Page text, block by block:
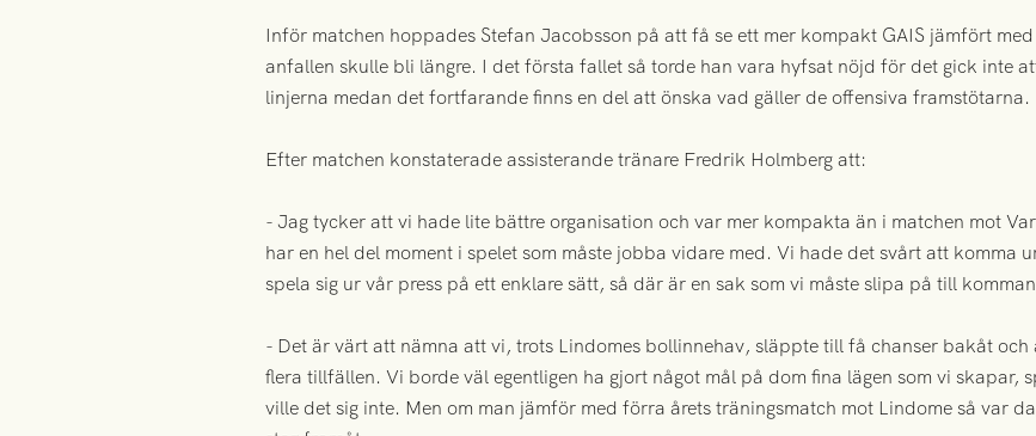
Inför matchen hoppades Stefan Jacobsson på att få se ett mer kompakt GAIS jämfört
anfallen skulle bli längre. I det första fallet så torde han vara hyfsat nöjd för det gick inte
linjerna medan det fortfarande finns en del att önska vad gäller de offensiva framstötarna.
Efter matchen konstaterade assisterande tränare Fredrik Holmberg att:
- Jag tycker att vi hade lite bättre organisation och var mer kompakta än i matchen mot
har en hel del moment i spelet som måste jobba vidare med. Vi hade det svårt att komma
spela sig ur vår press på ett enklare sätt, så där är en sak som vi måste slipa på till
- Det är värt att nämna att vi, trots Lindomes bollinnehav, släppte till få chanser bakåt
flera tillfällen. Vi borde väl egentligen ha gjort något mål på dom fina lägen som vi skapar,
ville det sig inte. Men om man jämför med förra årets träningsmatch mot Lindome så var